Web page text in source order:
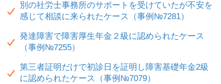
別の社労士事務所のサポートを受けていたが不安を
感じて相談に来られたケース（事例№7281）
発達障害で障害厚生年金２級に認められたケース
（事例№7255）
第三者証明だけで初診日を証明し障害基礎年金2級
に認められたケース（事例№7079）